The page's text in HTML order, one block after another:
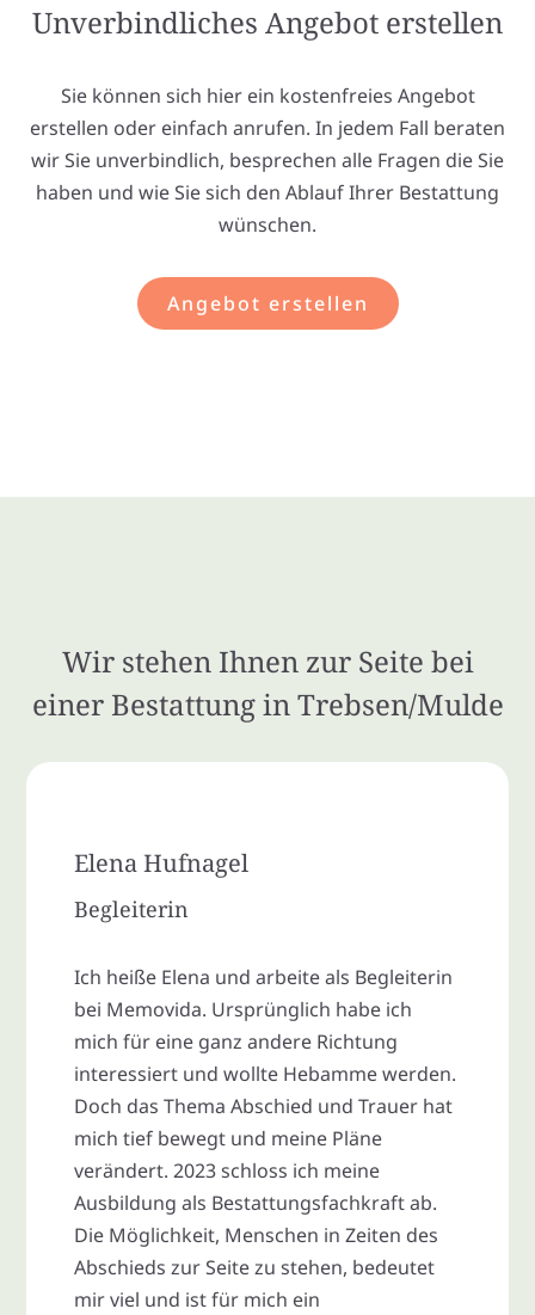
Unverbindliches Angebot erstellen
Sie können sich hier ein kostenfreies Angebot
erstellen oder einfach anrufen. In jedem Fall beraten
wir Sie unverbindlich, besprechen alle Fragen die Sie
haben und wie Sie sich den Ablauf Ihrer Bestattung
wünschen.
Angebot erstellen
Wir stehen Ihnen zur Seite bei
einer Bestattung in Trebsen/Mulde
Elena Hufnagel
Begleiterin
Ich heiße Elena und arbeite als Begleiterin
bei Memovida. Ursprünglich habe ich
mich für eine ganz andere Richtung
interessiert und wollte Hebamme werden.
Doch das Thema Abschied und Trauer hat
mich tief bewegt und meine Pläne
verändert. 2023 schloss ich meine
Ausbildung als Bestattungsfachkraft ab.
Die Möglichkeit, Menschen in Zeiten des
Abschieds zur Seite zu stehen, bedeutet
mir viel und ist für mich ein